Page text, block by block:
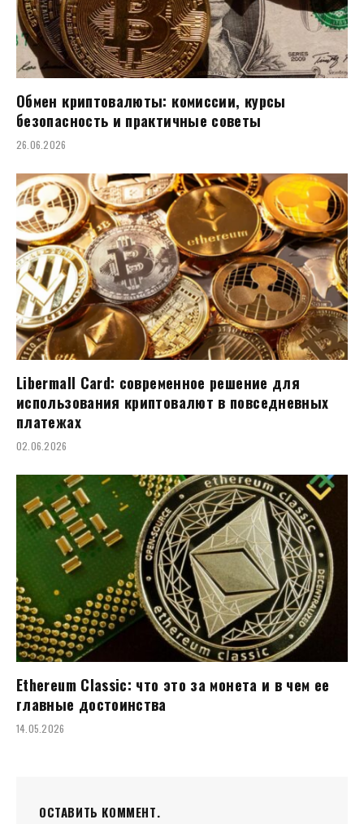
Обмен криптовалюты: комиссии, курсы
безопасность и практичные советы
26.06.2026
Libermall Card: современное решение для
использования криптовалют в повседневных
платежах
02.06.2026
Ethereum Classic: что это за монета и в чем ее
главные достоинства
14.05.2026
ОСТАВИТЬ КОММЕНТ.